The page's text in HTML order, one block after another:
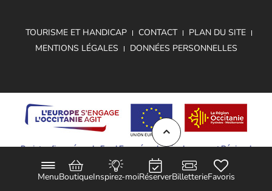
MenuBoutiqueInspirez-moiRéserverBilletterieFavoris
TOURISME ET HANDICAP CONTACT
PLAN DU SITE
MENTIONS LÉGALES
DONNÉES PERSONNELLES
Projet cofinancé par le Fond Européen de Développement Régional